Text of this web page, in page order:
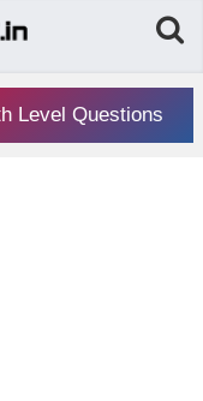
Level Questions